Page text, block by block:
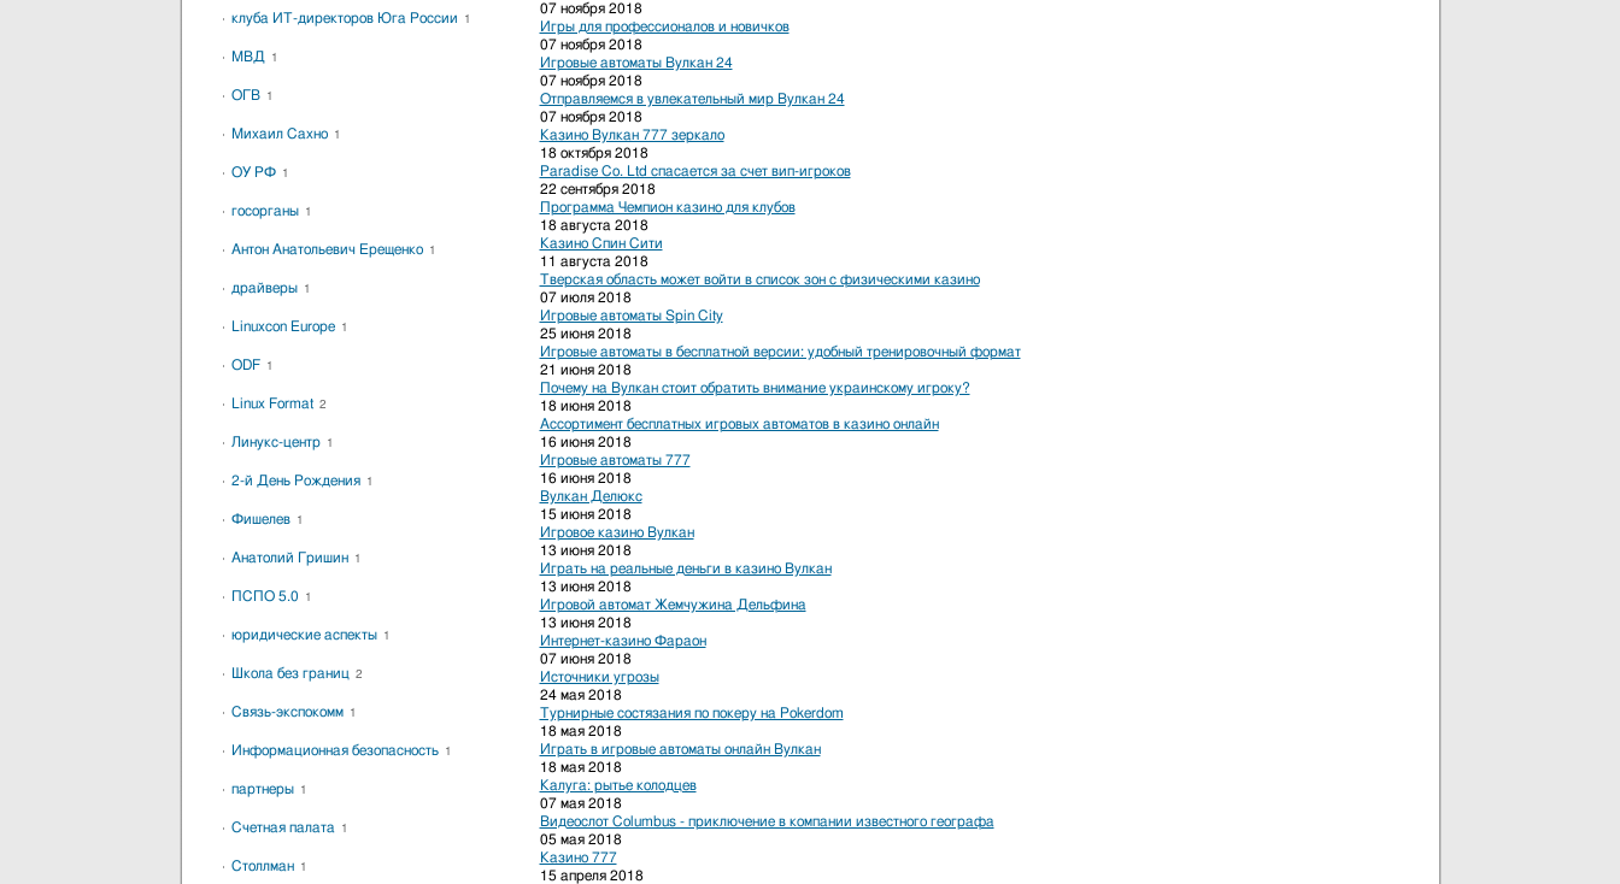
07 ноября 2018
Игры для профессионалов и новичков
07 ноября 2018
Игровые автоматы Вулкан 24
07 ноября 2018
Отправляемся в увлекательный мир Вулкан 24
07 ноября 2018
Казино Вулкан 777 зеркало
18 октября 2018
Paradise Co. Ltd спасается за счет вип-игроков
22 сентября 2018
Программа Чемпион казино для клубов
18 августа 2018
Казино Спин Сити
11 августа 2018
Тверская область может войти в список зон с физическими казино
07 июля 2018
Игровые автоматы Spin City
25 июня 2018
Игровые автоматы в бесплатной версии: удобный тренировочный формат
21 июня 2018
Почему на Вулкан стоит обратить внимание украинскому игроку?
18 июня 2018
Ассортимент бесплатных игровых автоматов в казино онлайн
16 июня 2018
Игровые автоматы 777
16 июня 2018
Вулкан Делюкс
15 июня 2018
Игровое казино Вулкан
13 июня 2018
Играть на реальные деньги в казино Вулкан
13 июня 2018
Игровой автомат Жемчужина Дельфина
13 июня 2018
Интернет-казино Фараон
07 июня 2018
Источники угрозы
24 мая 2018
Турнирные состязания по покеру на Pokerdom
18 мая 2018
Играть в игровые автоматы онлайн Вулкан
18 мая 2018
Калуга: рытье колодцев
07 мая 2018
Видеослот Columbus - приключение в компании известного географа
05 мая 2018
Казино 777
15 апреля 2018
клуба ИТ-директоров Юга России 1
МВД 1
ОГВ 1
Михаил Сахно 1
ОУ РФ 1
госорганы 1
Антон Анатольевич Ерещенко 1
драйверы 1
Linuxcon Europe 1
ODF 1
Linux Format 2
Линукс-центр 1
2-й День Рождения 1
Фишелев 1
Анатолий Гришин 1
ПСПО 5.0 1
юридические аспекты 1
Школа без границ 2
Связь-экспокомм 1
Информационная безопасность 1
партнеры 1
Счетная палата 1
Столлман 1